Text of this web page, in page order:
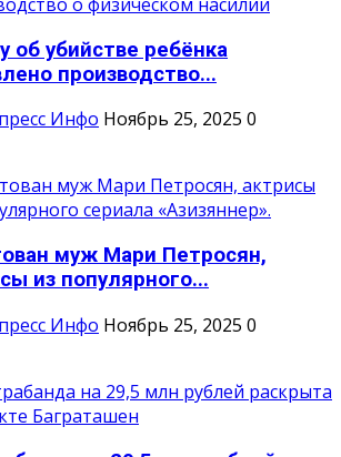
об убийстве ребёнка
производство...
Инфо Ноябрь 25, 2025 0
муж Мари Петросян,
из популярного...
Инфо Ноябрь 25, 2025 0